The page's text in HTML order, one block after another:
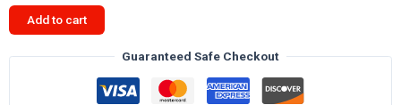
100gm
DreamFlower
Add to cart
Guaranteed Safe Checkout